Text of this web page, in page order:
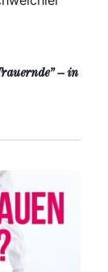
-
a
v
i
g
– in